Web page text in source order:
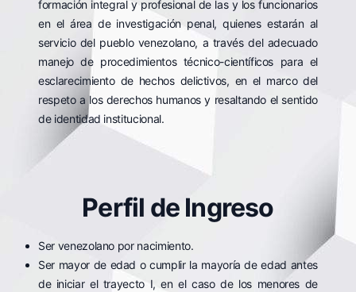
formación integral y profesional de las y los funcionarios
en el área de investigación penal, quienes estarán al
servicio del pueblo venezolano, a través del adecuado
manejo de procedimientos técnico-científicos para el
esclarecimiento de hechos delictivos, en el marco del
respeto a los derechos humanos y resaltando el sentido
de identidad institucional.
Perfil de Ingreso
Ser venezolano por nacimiento.
Ser mayor de edad o cumplir la mayoría de edad antes
de iniciar el trayecto I, en el caso de los menores de